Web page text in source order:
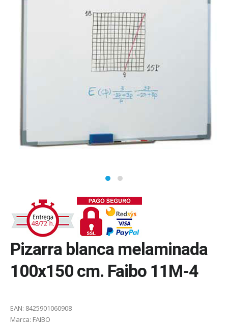
Pizarra blanca melaminada
100x150 cm. Faibo 11M-4
EAN: 8425901060908
Marca: FAIBO